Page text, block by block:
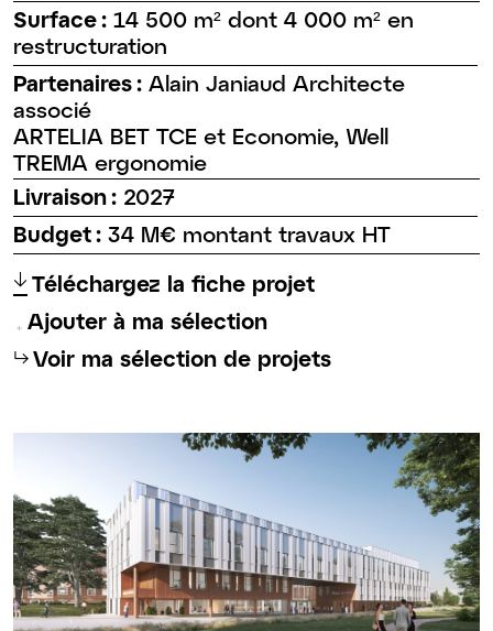
Surface : 14 500 m² dont 4 000 m² en
restructuration
Partenaires :Alain Janiaud Architecte
associé
ARTELIA BET TCE et Economie, Well
TREMA ergonomie
Livraison : 2027
Budget :34 M€ montant travaux HT
↑ Téléchargez la fiche projet
Ajouter à ma sélection
⮡Voir ma sélection de projets